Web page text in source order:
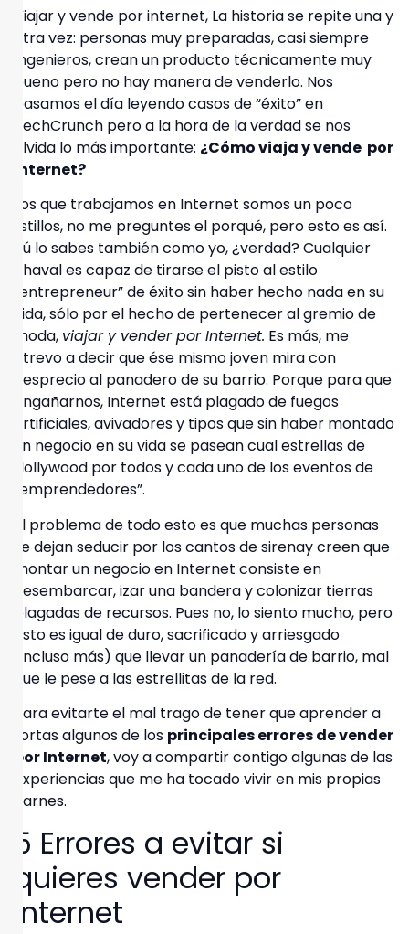
Viajar y vende por internet, La historia se repite una y
otra vez: personas muy preparadas, casi siempre
Ingenieros, crean un producto técnicamente muy
bueno pero no hay manera de venderlo. Nos
pasamos el día leyendo casos de “éxito” en
TechCrunch pero a la hora de la verdad se nos
olvida lo más importante: ¿Cómo viaja y vende por
Internet?
Los que trabajamos en Internet somos un poco
listillos, no me preguntes el porqué, pero esto es así.
Tú lo sabes también como yo, ¿verdad? Cualquier
chaval es capaz de tirarse el pisto al estilo
“entrepreneur” de éxito sin haber hecho nada en su
vida, sólo por el hecho de pertenecer al gremio de
moda, viajar y vender por Internet. Es más, me
atrevo a decir que ése mismo joven mira con
desprecio al panadero de su barrio. Porque para que
engañarnos, Internet está plagado de fuegos
artificiales, avivadores y tipos que sin haber montado
un negocio en su vidase pasean cual estrellas de
Hollywood por todos y cada uno de los eventos de
“emprendedores”.
El problema de todo esto es que muchas personas
se dejan seducir por los cantos de sirenay creen que
montar un negocio en Internet consiste en
desembarcar, izar una bandera y colonizar tierras
plagadas de recursos. Pues no, lo siento mucho, pero
esto es igual de duro, sacrificado y arriesgado
(incluso más) que llevar un panadería de barrio, mal
que le pese a las estrellitas de la red.
Para evitarte el mal trago de tener que aprender a
tortas algunos de los principales errores de vender
por Internet, voy a compartir contigo algunas de las
experiencias que me ha tocado vivir en mis propias
carnes.
5 Errores a evitar si
quieres vender por
Internet